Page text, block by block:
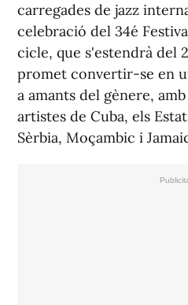
carregades de jazz
celebració del 34é
cicle, que s'estendrà del
promet convertir-se en
a amants del gènere,
artistes de Cuba, els
Sèrbia, Moçambic i